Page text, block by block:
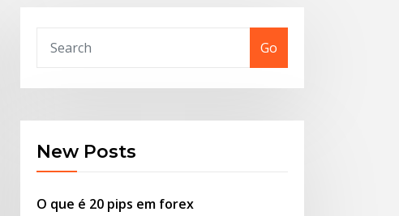
Go
New Posts
O que é 20 pips em forex